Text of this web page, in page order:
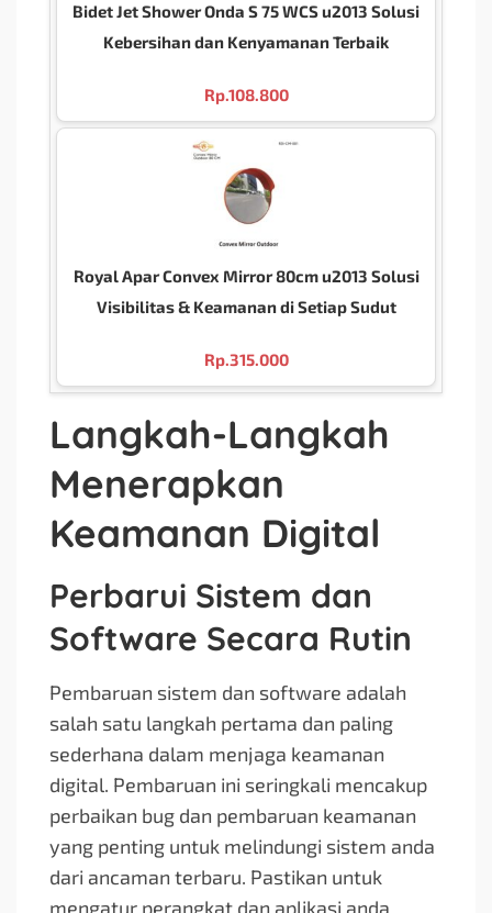
Bidet Jet Shower Onda S 75 WCS u2013 Solusi
Kebersihan dan Kenyamanan Terbaik
Rp.108.800
Royal Apar Convex Mirror 80cm u2013 Solusi
Visibilitas & Keamanan di Setiap Sudut
Rp.315.000
Langkah-Langkah
Menerapkan
Keamanan Digital
Perbarui Sistem dan
Software Secara Rutin
Pembaruan sistem dan software adalah
salah satu langkah pertama dan paling
sederhana dalam menjaga keamanan
digital. Pembaruan ini seringkali mencakup
perbaikan bug dan pembaruan keamanan
yang penting untuk melindungi sistem anda
dari ancaman terbaru. Pastikan untuk
mengatur perangkat dan aplikasi anda